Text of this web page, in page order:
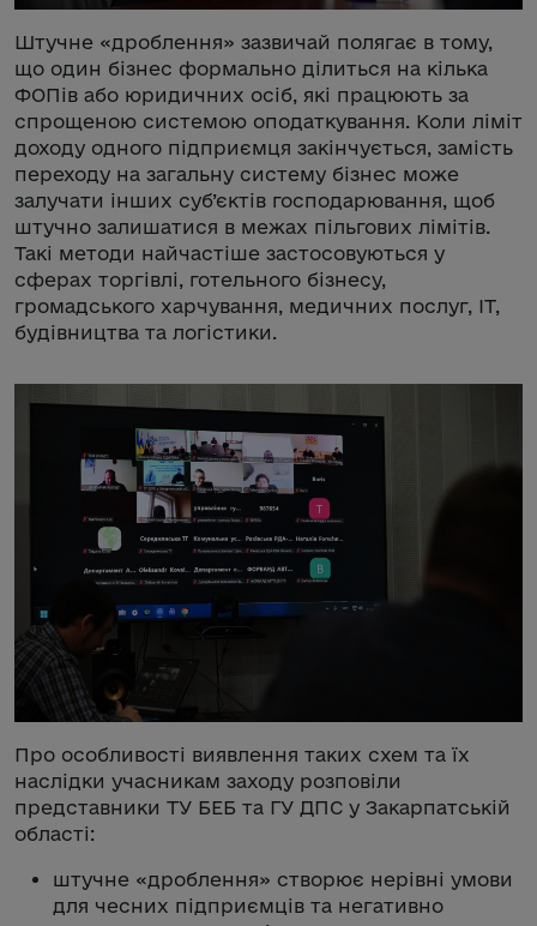
Штучне «дроблення» зазвичай полягає в тому,
що один бізнес формально ділиться на кілька
ФОПів або юридичних осіб, які працюють за
спрощеною системою оподаткування. Коли ліміт
доходу одного підприємця закінчується, замість
переходу на загальну систему бізнес може
залучати інших суб’єктів господарювання, щоб
штучно залишатися в межах пільгових лімітів.
Такі методи найчастіше застосовуються у
сферах торгівлі, готельного бізнесу,
громадського харчування, медичних послуг, ІТ,
будівництва та логістики.
Про особливості виявлення таких схем та їх
наслідки учасникам заходу розповіли
представники ТУ БЕБ та ГУ ДПС у Закарпатській
області:
штучне «дроблення» створює нерівні умови
для чесних підприємців та негативно